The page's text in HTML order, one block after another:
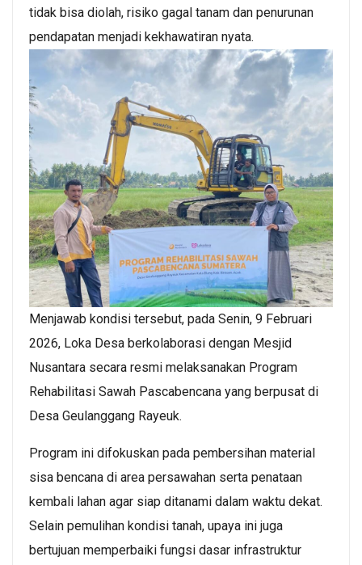
tidak bisa diolah, risiko gagal tanam dan penurunan
pendapatan menjadi kekhawatiran nyata.
Menjawab kondisi tersebut, pada Senin, 9 Februari
2026, Loka Desa berkolaborasi dengan Mesjid
Nusantara secara resmi melaksanakan Program
Rehabilitasi Sawah Pascabencana yang berpusat di
Desa Geulanggang Rayeuk.
Program ini difokuskan pada pembersihan material
sisa bencana di area persawahan serta penataan
kembali lahan agar siap ditanami dalam waktu dekat.
Selain pemulihan kondisi tanah, upaya ini juga
bertujuan memperbaiki fungsi dasar infrastruktur